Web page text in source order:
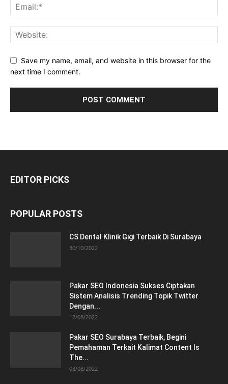
Save my name, email, and website in this browser for the
next time I comment.
EDITOR PICKS
POPULAR POSTS
CS Dental Klinik Gigi Terbaik Di Surabaya
30/10/2022
Pakar SEO Indonesia Sukses Ciptakan
Sistem Analisis Trending Topik Twitter
Dengan...
12/08/2022
Pakar SEO Surabaya Terbaik, Begini
Pemahaman Terkait Kalimat Content Is
The...
03/08/2022